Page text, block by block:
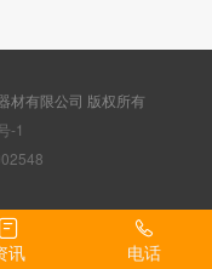
材有限公司 版权所有
-1
讯 电话